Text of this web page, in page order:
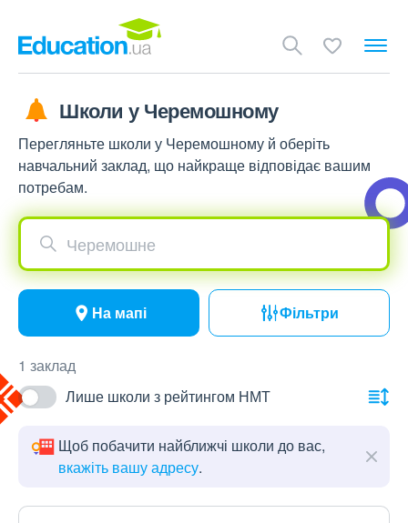
Школи у Черемошному
Перегляньте школи у Черемошному й оберіть
навчальний заклад, що найкраще відповідає вашим
потребам.
Черемошне
На мапі Фільтри
1 заклад
Лише школи з рейтингом НМТ
Щоб побачити найближчі школи до вас,
вкажіть вашу адресу.